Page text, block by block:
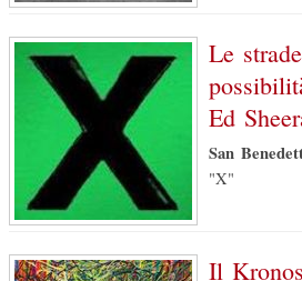
Le
Ed
San
"X"
Il